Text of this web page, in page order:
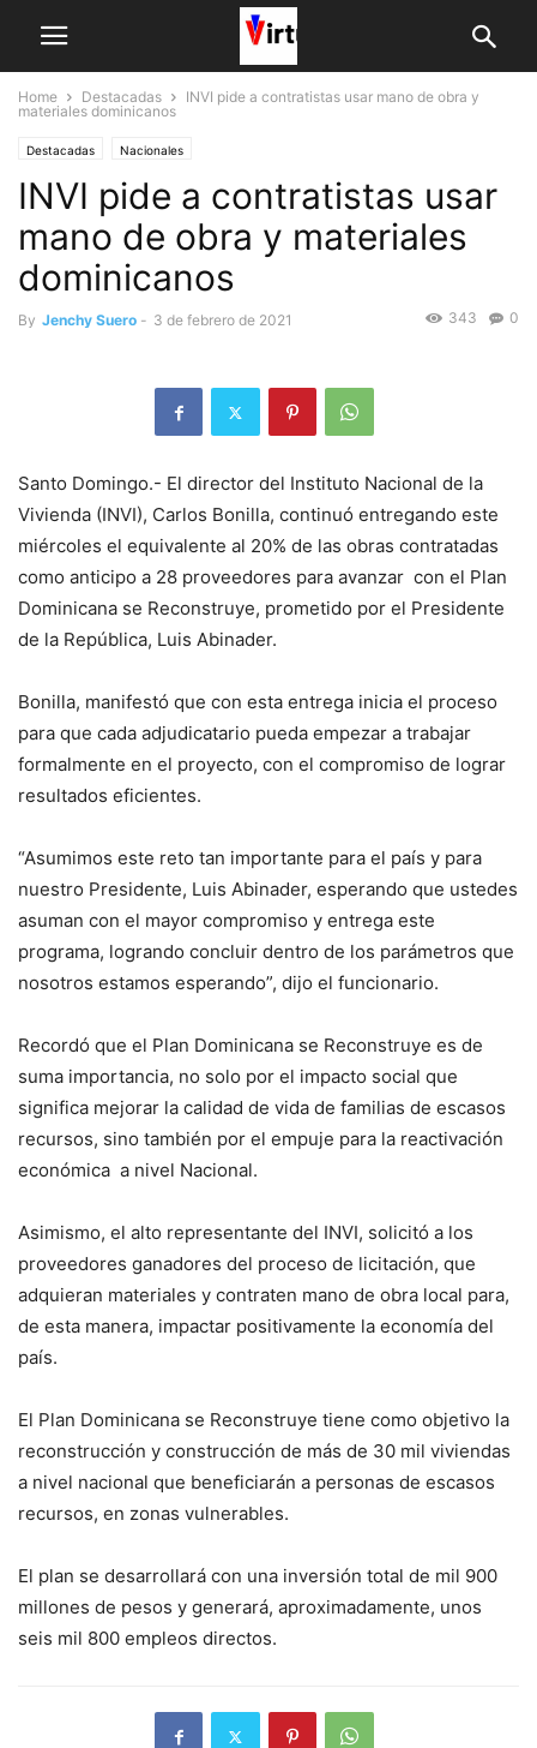
Home Destacadas
INVI pide a contratistas usar mano de obra y
materiales dominicanos
Destacadas Nacionales
INVI pide a contratistas usar
mano de obra y materiales
dominicanos
By Jenchy Suero - 3 de febrero de 2021 0
343
Santo Domingo.- El director del Instituto Nacional de la
Vivienda (INVI), Carlos Bonilla, continuó entregando este
miércoles el equivalente al 20% de las obras contratadas
como anticipo a 28 proveedores para avanzar con el Plan
Dominicana se Reconstruye, prometido por el Presidente
de la República, Luis Abinader.
Bonilla, manifestó que con esta entrega inicia el proceso
para que cada adjudicatario pueda empezar a trabajar
formalmente en el proyecto, con el compromiso de lograr
resultados eficientes.
“Asumimos este reto tan importante para el país y para
nuestro Presidente, Luis Abinader, esperando que ustedes
asuman con el mayor compromiso y entrega este
programa, logrando concluir dentro de los parámetros que
nosotros estamos esperando”, dijo el funcionario.
Recordó que el Plan Dominicana se Reconstruye es de
suma importancia, no solo por el impacto social que
significa mejorar la calidad de vida de familias de escasos
recursos, sino también por el empuje para la reactivación
económica a nivel Nacional.
Asimismo, el alto representante del INVI, solicitó a los
proveedores ganadores del proceso de licitación, que
adquieran materiales y contraten mano de obra local para,
de esta manera, impactar positivamente la economía del
país.
El Plan Dominicana se Reconstruye tiene como objetivo la
reconstrucción y construcción de más de 30 mil viviendas
a nivel nacional que beneficiarán a personas de escasos
recursos, en zonas vulnerables.
El plan se desarrollará con una inversión total de mil 900
millones de pesos y generará, aproximadamente, unos
seis mil 800 empleos directos.